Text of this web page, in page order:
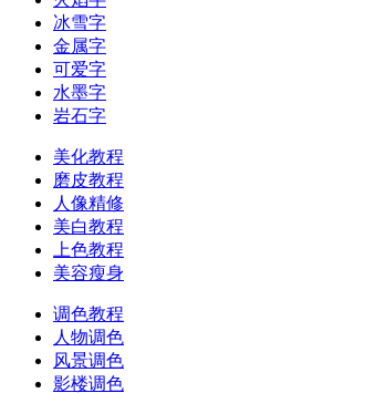
冰雪字
金属字
可爱字
水墨字
岩石字
美化教程
磨皮教程
人像精修
美白教程
上色教程
美容瘦身
调色教程
人物调色
风景调色
影楼调色